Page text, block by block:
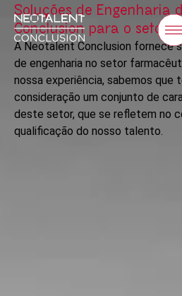
Soluções de Engenharia
Conclusion para o setor
A Neotalent Conclusion fornece
de engenharia no setor
nossa experiência, sabemos que
consideração um conjunto de
deste setor, que se refletem no
qualificação do nosso talento.